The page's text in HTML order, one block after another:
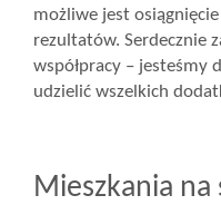
możliwe jest
rezultatów. Serdecznie
współpracy – jesteśmy
udzielić wszelkich
Mieszkania na